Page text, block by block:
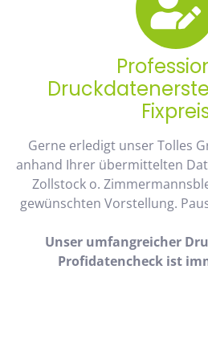
Gerne erledigt unser Tolles
anhand Ihrer übermittelten
Zollstock o.
gewünschten Vorstellung.
Unser umfangreicher
Profidatencheck ist